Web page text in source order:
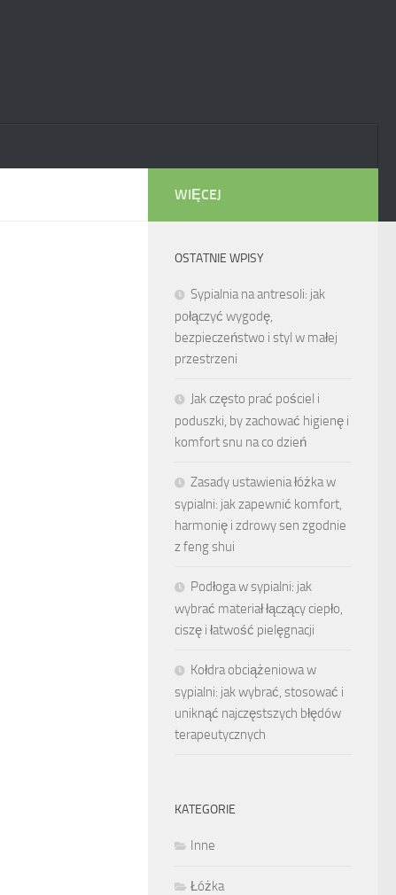
WIĘCEJ
OSTATNIE WPISY
Sypialnia na antresoli: jak
połączyć wygodę,
bezpieczeństwo i styl w małej
przestrzeni
Jak często prać pościel i
poduszki, by zachować higienę i
komfort snu na co dzień
Zasady ustawienia łóżka w
sypialni: jak zapewnić komfort,
harmonię i zdrowy sen zgodnie
z feng shui
Podłoga w sypialni: jak
wybrać materiał łączący ciepło,
ciszę i łatwość pielęgnacji
Kołdra obciążeniowa w
sypialni: jak wybrać, stosować i
uniknąć najczęstszych błędów
terapeutycznych
KATEGORIE
Inne
Łóżka